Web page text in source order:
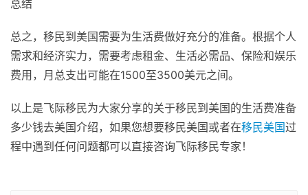
总结
总之，移民到美国需要为生活费做好充分的准备。根据个人
需求和经济实力，需要考虑租金、生活必需品、保险和娱乐
费用，月总支出可能在1500至3500美元之间。
以上是飞际移民为大家分享的关于移民到美国的生活费准备
多少钱去美国介绍，如果您想要移民美国或者在移民美国过
程中遇到任何问题都可以直接咨询飞际移民专家！